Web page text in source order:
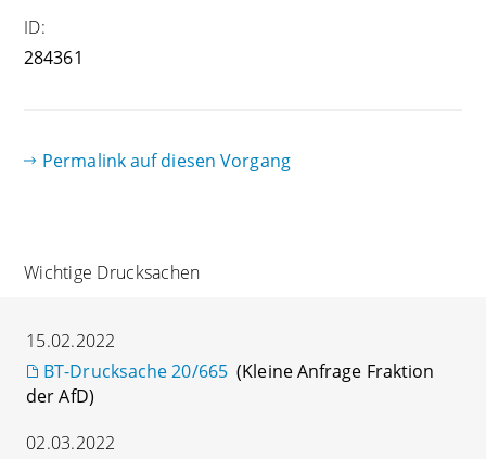
ID:
284361
Permalink auf diesen Vorgang
Wichtige Drucksachen
15.02.2022
BT-Drucksache 20/665 (Kleine Anfrage Fraktion
der AfD)
02.03.2022